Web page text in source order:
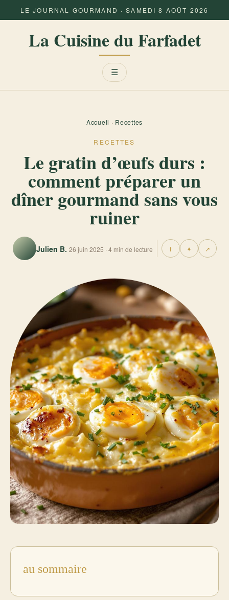
LE JOURNAL GOURMAND · SAMEDI 8 AOÛT 2026
La Cuisine du Farfadet
Menu
☰
Accueil · Recettes
RECETTES
Le gratin d’œufs durs :
comment préparer un
dîner gourmand sans vous
ruiner
Julien B. 26 juin 2025 · 4 min de lecture f ✦ ↗
au sommaire